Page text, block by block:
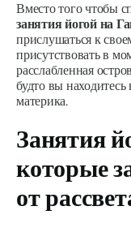
Вместо того чтобы
занятия йогой на
прислушаться к
присутствовать в
расслабленная
будто вы
материка.
Занятия
которые
от